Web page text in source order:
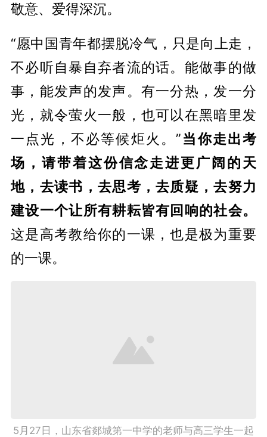
敬意、爱得深沉。
“愿中国青年都摆脱冷气，只是向上走，
不必听自暴自弃者流的话。能做事的做
事，能发声的发声。有一分热，发一分
光，就令萤火一般，也可以在黑暗里发
一点光，不必等候炬火。”当你走出考
场，请带着这份信念走进更广阔的天
地，去读书，去思考，去质疑，去努力
建设一个让所有耕耘皆有回响的社会。
这是高考教给你的一课，也是极为重要
的一课。
5月27日，山东省郯城第一中学的老师与高三学生一起